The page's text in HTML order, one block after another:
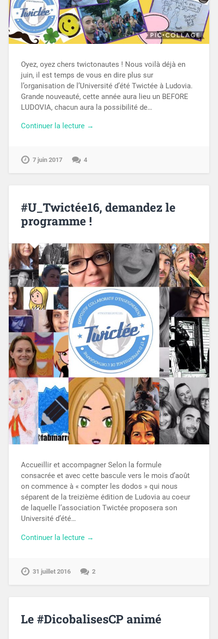
Oyez, oyez chers twictonautes ! Nous voilà déjà en
juin, il est temps de vous en dire plus sur
l’organisation de l’Université d’été Twictée à Ludovia.
Grande nouveauté, cette année aura lieu un BEFORE
LUDOVIA, chacun aura la possibilité de…
Continuer la lecture →
7 juin 2017 4
#U_Twictée16, demandez le
programme !
Accueillir et accompagner Selon la formule
consacrée et avec cette bascule vers le mois d’août
on commence à « compter les dodos » qui nous
séparent de la treizième édition de Ludovia au coeur
de laquelle l’association Twictée proposera son
Université d’été…
Continuer la lecture →
31 juillet 2016 2
Le #DicobalisesCP animé